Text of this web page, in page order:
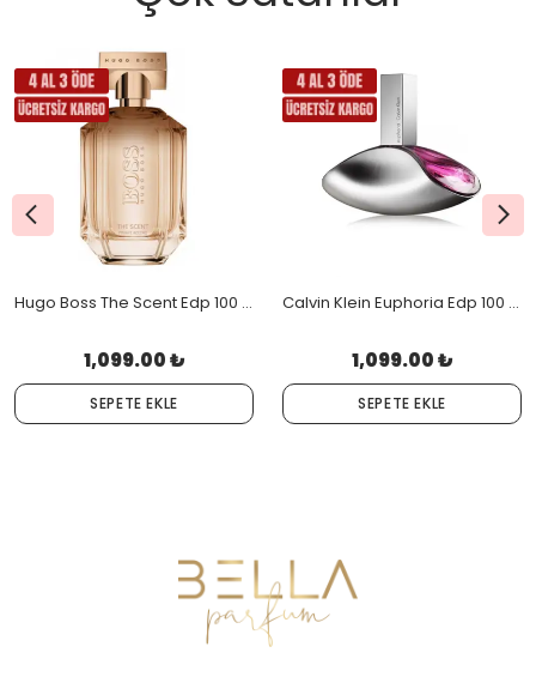
Hugo Boss The Scent Edp 100 Ml
1,099.00 ₺
SEPETE EKLE
Calvin Klein Euphoria Edp 100 Ml
1,099.00 ₺
SEPETE EKLE